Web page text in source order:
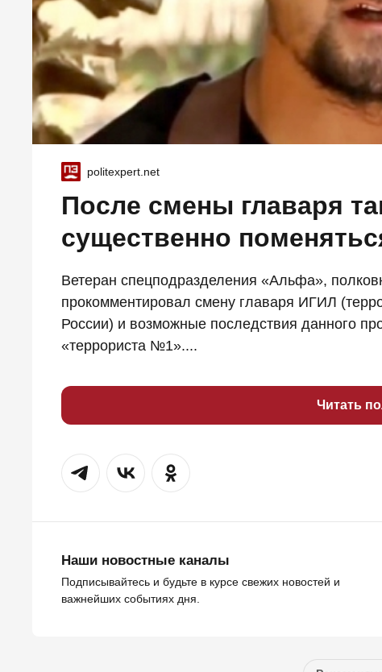
politexpert.net
После смены главаря
существенно
Ветеран спецподразделения «Альфа»,
прокомментировал смену главаря ИГИЛ
России) и возможные последствия данного
«террориста №1»....
Читать
Наши новостные каналы
Подписывайтесь и будьте в курсе свежих новостей и
важнейших событиях дня.